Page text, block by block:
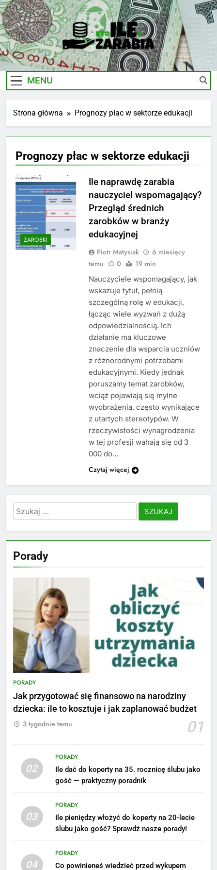
Skip
to
content
Ile-
Zarabia.edu.pl
Zarobki Gwiazd, Ciekawostki I Biznes
MENU
Strona główna Prognozy płac w sektorze edukacji
Prognozy płac w sektorze edukacji
ZAROBKI
Ile naprawdę zarabia
nauczyciel wspomagający?
Przegląd średnich
zarobków w branży
edukacyjnej
Piotr Matysiak
6 miesięcy
temu
0 19 min
Nauczyciele wspomagający, jak
wskazuje tytuł, pełnią
szczególną rolę w edukacji,
łącząc wiele wyzwań z dużą
odpowiedzialnością. Ich
działanie ma kluczowe
znaczenie dla wsparcia uczniów
z różnorodnymi potrzebami
edukacyjnymi. Kiedy jednak
poruszamy temat zarobków,
wciąż pojawiają się mylne
wyobrażenia, często wynikające
z utartych stereotypów. W
rzeczywistości wynagrodzenia
w tej profesji wahają się od 3
000 do…
Czytaj więcej
Szukaj:
Porady
PORADY
Jak przygotować się finansowo na narodziny
dziecka: ile to kosztuje i jak zaplanować budżet
01
3 tygodnie temu
02
PORADY
Ile dać do koperty na 35. rocznicę ślubu jako
gość — praktyczny poradnik
03
PORADY
Ile pieniędzy włożyć do koperty na 20-lecie
ślubu jako gość? Sprawdź nasze porady!
04
PORADY
Co powinieneś wiedzieć przed wykupem